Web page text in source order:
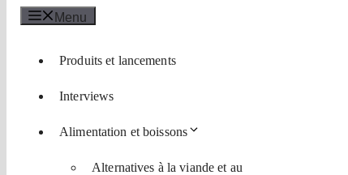
Menu
Produits et lancements
Interviews
Alimentation et boissons
Alternatives à la viande et au